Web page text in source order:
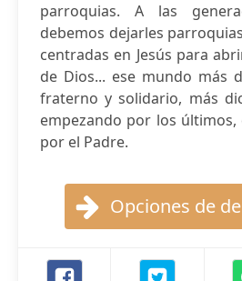
parroquias. A las
debemos dejarles
centradas en Jesús para
de Dios... ese mundo más
fraterno y solidario, más
empezando por los
por el Padre.
Opciones de